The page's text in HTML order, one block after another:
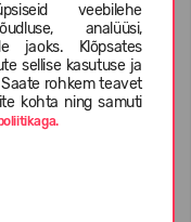
veebilehe
analüüsi,
jaoks. Klõpsates
sellise kasutuse ja
rohkem teavet
kohta ning samuti
Bloom™
jalatsite tootmisel.
hoida loodust.
disainiga ja
igapäevaseks